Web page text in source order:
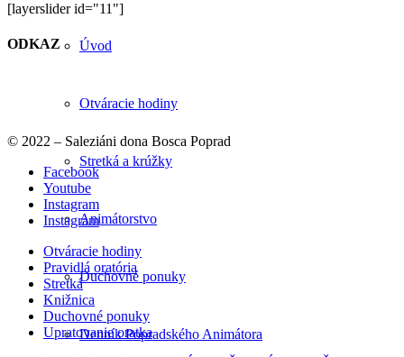
Úvod
Otváracie hodiny
Stretká a krúžky
Animátorstvo
Duchovné ponuky
Denník Popradského Animátora
[layerslider id="11"]
ODKAZ
© 2022 – Saleziáni dona Bosca Poprad
Facebook
Youtube
Instagram
Instagram
Otváracie hodiny
Pravidlá oratória
Stretká
Knižnica
Duchovné ponuky
Upratovanie oratka